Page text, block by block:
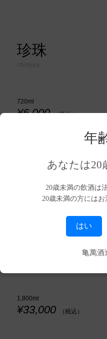
珍珠
chinjyu
720ml
¥6,000（税込）
1,800ml
¥33,000 （税込）
年
あなたは20
20歳未満の飲酒は
20歳未満の方には
はい
亀萬酒